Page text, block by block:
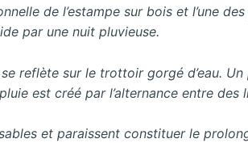
de l’estampe sur bois et l’une
par une nuit pluvieuse.
reflète sur le trottoir gorgé d’eau.
est créé par l’alternance entre
et paraissent constituer le